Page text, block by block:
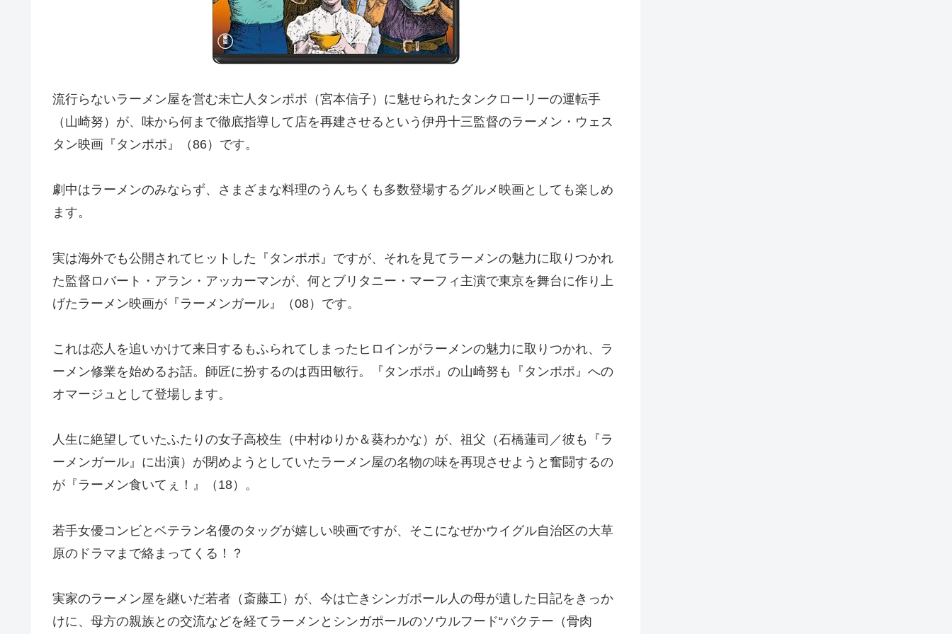
流行らないラーメン屋を営む未亡人タンポポ（宮本信子）に魅せられたタンクローリーの運転手
（山崎努）が、味から何まで徹底指導して店を再建させるという伊丹十三監督のラーメン・ウェス
タン映画『タンポポ』（86）です。
劇中はラーメンのみならず、さまざまな料理のうんちくも多数登場するグルメ映画としても楽しめ
ます。
実は海外でも公開されてヒットした『タンポポ』ですが、それを見てラーメンの魅力に取りつかれ
た監督ロバート・アラン・アッカーマンが、何とブリタニー・マーフィ主演で東京を舞台に作り上
げたラーメン映画が『ラーメンガール』（08）です。
これは恋人を追いかけて来日するもふられてしまったヒロインがラーメンの魅力に取りつかれ、ラ
ーメン修業を始めるお話。師匠に扮するのは西田敏行。『タンポポ』の山崎努も『タンポポ』への
オマージュとして登場します。
人生に絶望していたふたりの女子高校生（中村ゆりか＆葵わかな）が、祖父（石橋蓮司／彼も『ラ
ーメンガール』に出演）が閉めようとしていたラーメン屋の名物の味を再現させようと奮闘するの
が『ラーメン食いてぇ！』（18）。
若手女優コンビとベテラン名優のタッグが嬉しい映画ですが、そこになぜかウイグル自治区の大草
原のドラマまで絡まってくる！？
実家のラーメン屋を継いだ若者（斎藤工）が、今は亡きシンガポール人の母が遺した日記をきっか
けに、母方の親族との交流などを経てラーメンとシンガポールのソウルフード“バクテー（骨肉